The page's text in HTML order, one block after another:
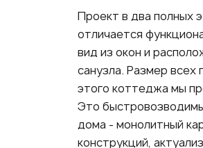
Проект в два полных
отличается
вид из окон и
санузла. Размер
этого коттеджа мы
Это
дома - монолитный
конструкций,